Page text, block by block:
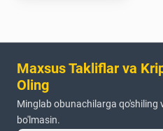
Maxsus Takliflar va
Oling
Minglab obunachilarga qo'shiling
bo'lmasin.